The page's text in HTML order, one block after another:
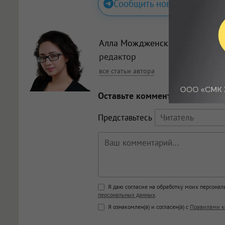
Сообщить новость
Алла Мождженская
редактор
все статьи автора
Оставьте комментарий
Представьтесь
Поддержка HTML
<b>, <strong>, <u>, <i>, <em>,
<blockquote>, <code>
Я даю согласие на обработку моих
персональных данных.
Я ознакомлен(а) и согласен(а) с Правилами